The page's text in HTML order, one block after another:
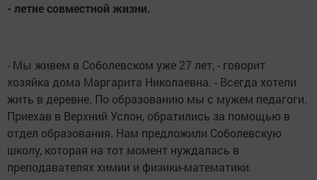
- летие совместной жизни.
- Мы живем в Соболевском уже 27 лет, - говорит
хозяйка дома Маргарита Николаевна. - Всегда хотели
жить в деревне. По образованию мы с мужем педагоги.
Приехав в Верхний Услон, обратились за помощью в
отдел образования. Нам предложили Соболевскую
школу, которая на тот момент нуждалась в
преподавателях химии и физики-математики.